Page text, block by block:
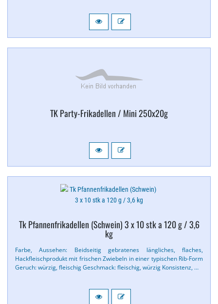
TK Party-​Frikadellen / Mini 250x20g
Tk Pfannenfrikadellen (Schwein) 3 x 10 stk a 120 g / 3,​6
kg
Farbe, Aussehen: Beidseitig gebratenes längliches, flaches,
Hackfleischprodukt mit frischen Zwiebeln in einer typischen Rib-​Form
Geruch: würzig, fleischig Geschmack: fleischig, würzig Konsistenz, …